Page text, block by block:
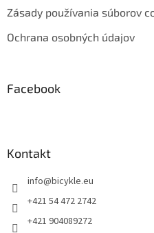
Zásady používania súborov
Ochrana osobných údajov
Facebook
Kontakt
info@bicykle.eu
+421 54 472 2742
+421 904089272